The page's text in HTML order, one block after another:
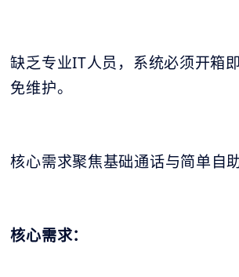
缺乏专业IT人员，系统必须开箱
免维护。
核心需求聚焦基础通话与简单自助
核心需求：